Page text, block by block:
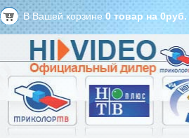
В Вашей корзине 0 товар на 0руб.